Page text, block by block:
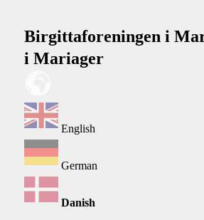
Birgittaforeningen i
i Mariager
English
German
Danish